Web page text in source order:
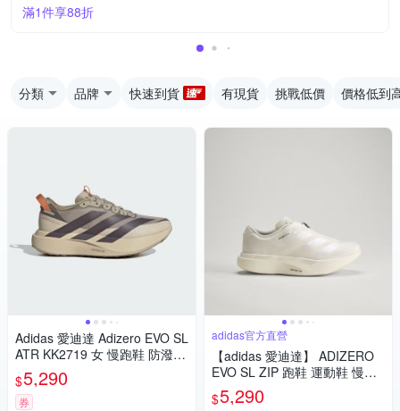
滿1件享88折
分類 品牌 快速到貨 有現貨 挑戰低價 價格低到
Adidas 愛迪達 Adizero EVO SL
ATR KK2719 女 慢跑鞋 防潑水
路跑 卡其 灰
$5,290
券
adidas官方直營
【adidas 愛迪達】 ADIZERO
EVO SL ZIP 跑鞋 運動鞋 慢跑
鞋 女鞋 KI0477
$5,290